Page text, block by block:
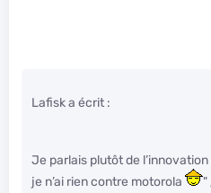
Lafisk a écrit :
Je parlais plutôt de
je n’ai rien contre motorola
"